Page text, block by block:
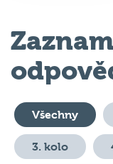
Všechny
3. kolo